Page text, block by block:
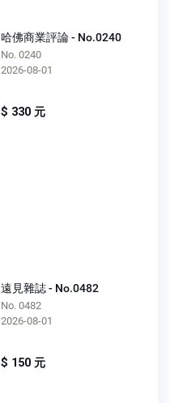
哈佛商業評論 - No.0240
No. 0240
2026-08-01
$ 330 元
遠見雜誌 - No.0482
No. 0482
2026-08-01
$ 150 元